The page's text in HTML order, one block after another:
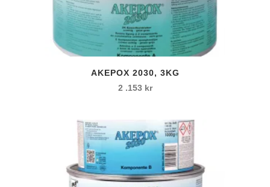
AKEPOX 2030, 3KG
2 .153 kr